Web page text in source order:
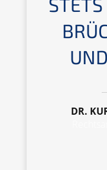
DR.